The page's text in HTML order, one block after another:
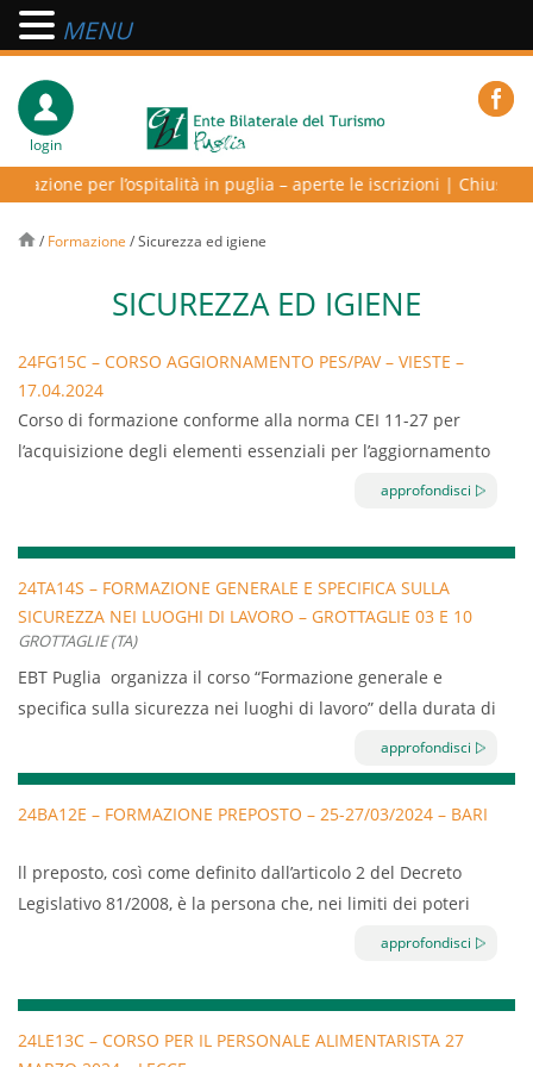
login
per l’ospitalità in puglia – aperte le iscrizioni| Chiusura
/ Formazione /Sicurezza ed igiene
SICUREZZA ED IGIENE
24FG15C – CORSO AGGIORNAMENTO PES/PAV – VIESTE –
17.04.2024
Corso di formazione conforme alla norma CEI 11-27 per
l’acquisizione degli elementi essenziali per l’aggiornamento
e della Norma CEI EN 50110-1
Le figure definite dalla Norma CEI 11-27:2021
non elettrico.
La gestione dei lavori elettrici e con rischio elettrico.
Procedure per l’esercizio degli impianti elettrici
Procedure per lavori sotto tensione, fuori tensione ed
in prossimità.
approfondisci
24TA14S – FORMAZIONE GENERALE E SPECIFICA SULLA
SICUREZZA NEI LUOGHI DI LAVORO – GROTTAGLIE 03 E 10
APRILE 2024
GROTTAGLIE (TA)
EBT Puglia organizza il corso “Formazione generale e
specifica sulla sicurezza nei luoghi di lavoro” della durata di
Il corso è diretto a tutte le aziende turistiche iscritte a EBT.
Contenuti del corso:
Organizzazione della prevenzione aziendale
Diritti, doveri e sanzioni per i vari soggetti aziendali
Rischi sugli infortuni
Macchine e attrezzature
approfondisci
24BA12E – FORMAZIONE PREPOSTO – 25-27/03/2024 – BARI
ll preposto, così come definito dall’articolo 2 del Decreto
Legislativo 81/2008, è la persona che, nei limiti dei poteri
gerarchici e funzionali appropriati alla natura dell’incarico
l’attuazione delle direttive ricevute dal datore di lavoro,
lavoratori.
approfondisci
24LE13C – CORSO PER IL PERSONALE ALIMENTARISTA 27
MENU